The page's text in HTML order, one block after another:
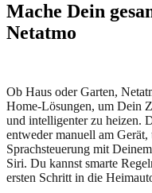
Mache Dein
Netatmo
Ob Haus oder Garten,
Home-Lösungen, um Dein
und intelligenter zu heizen.
entweder manuell am
Sprachsteuerung mit
Siri. Du kannst smarte
ersten Schritt in die